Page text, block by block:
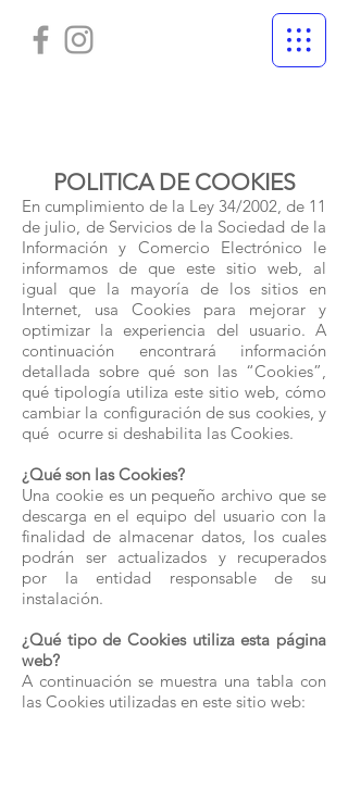
POLITICA DE COOKIES
En cumplimiento de la Ley 34/2002, de 11
de julio, de Servicios de la Sociedad de la
Información y Comercio Electrónico le
informamos de que este sitio web, al
igual que la mayoría de los sitios en
Internet, usa Cookies para mejorar y
optimizar la experiencia del usuario. A
continuación encontrará información
detallada sobre qué son las “Cookies”,
qué tipología utiliza este sitio web, cómo
cambiar la configuración de sus cookies, y
qué ocurre si deshabilita las Cookies.
¿Qué son las Cookies?
Una cookie es un pequeño archivo que se
descarga en el equipo del usuario con la
finalidad de almacenar datos, los cuales
podrán ser actualizados y recuperados
por la entidad responsable de su
instalación.
¿Qué tipo de Cookies utiliza esta página
web?
A continuación se muestra una tabla con
las Cookies utilizadas en este sitio web: